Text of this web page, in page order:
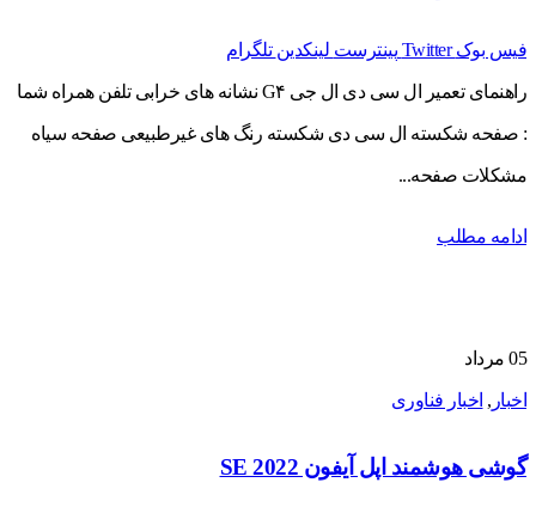
فیس بوک Twitter پینترست لینکدین تلگرام
راهنمای تعمیر ال سی دی ال جی G۴ نشانه های خرابی تلفن همراه شما
: صفحه شکسته ال سی دی شکسته رنگ های غیرطبیعی صفحه سیاه
مشکلات صفحه...
ادامه مطلب
05 مرداد
اخبار , اخبار فناوری
گوشی هوشمند اپل آیفون SE 2022